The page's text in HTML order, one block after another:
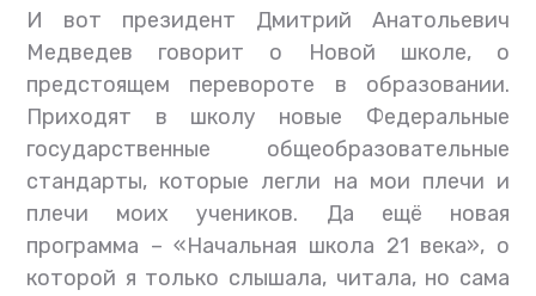
И вот президент Дмитрий Анатольевич
Медведев говорит о Новой школе, о
предстоящем перевороте в образовании.
Приходят в школу новые Федеральные
государственные общеобразовательные
стандарты, которые легли на мои плечи и
плечи моих учеников. Да ещё новая
программа – «Начальная школа 21 века», о
которой я только слышала, читала, но сама